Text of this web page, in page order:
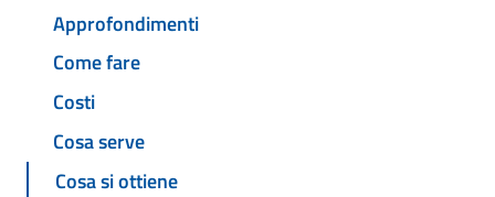
Approfondimenti
Come fare
Costi
Cosa serve
Cosa si ottiene